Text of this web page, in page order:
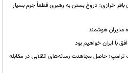
خرازی: دروغ بستن به رهبری قطعاً جرم بسیار
مدیران هوشمند
با ایران خواهیم بود
حاصل مجاهدت رسانه‌های انقلابی در مقابله